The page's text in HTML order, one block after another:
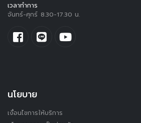
เวลาทำการ
จันทร์-ศุกร์ 8.30-17.30 น.
นโยบาย
เงื่อนไขการให้บริการ